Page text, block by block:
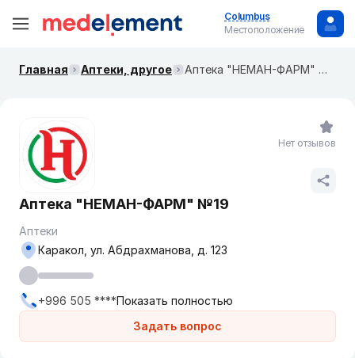
Columbus
Местоположение
Главная Аптеки, другое Аптека "НЕМАН-ФАРМ" №19
Аптека "НЕМАН-ФАРМ" №19
Аптеки
Задать вопрос
Каракол, ул. ​Абдрахманова, д. 123
+996 505 ****Показать полностью
Нет отзывов